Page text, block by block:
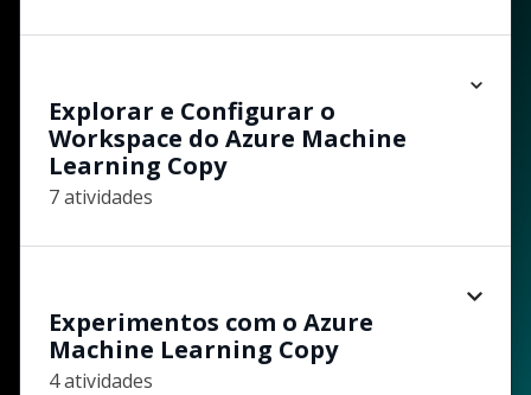
Explorar e Configurar o
Workspace do Azure Machine
Learning Copy
7 atividades
Experimentos com o Azure
Machine Learning Copy
4 atividades